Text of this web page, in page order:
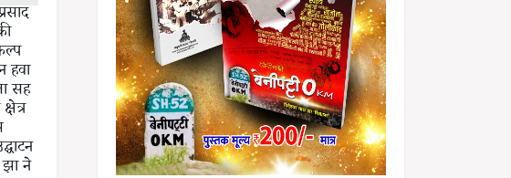
हवा
सह
ने